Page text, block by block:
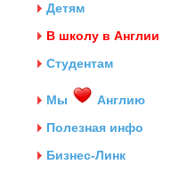
Детям
В школу в Англии
Студентам
Мы
Англию
Полезная инфо
Бизнес-Линк